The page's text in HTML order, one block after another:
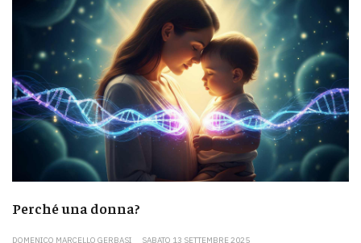
Perché una donna?
DOMENICO MARCELLO GERBASI SABATO 13 SETTEMBRE 2025